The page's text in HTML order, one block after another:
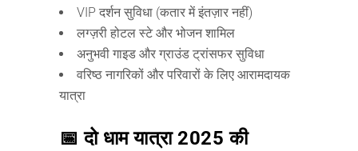
VIP दर्शन सुविधा (कतार में इंतज़ार नहीं)
लग्ज़री होटल स्टे और भोजन शामिल
अनुभवी गाइड और ग्राउंड ट्रांसफर सुविधा
वरिष्ठ नागरिकों और परिवारों के लिए आरामदायक
यात्रा
📅 दो धाम यात्रा 2025 की